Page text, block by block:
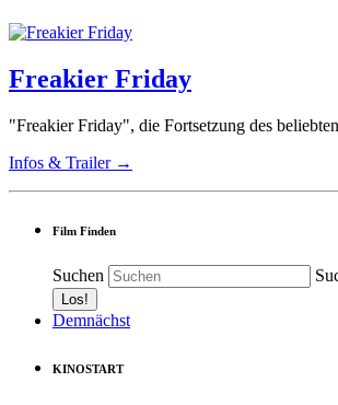
Freakier Friday
"Freakier Friday", die Fortsetzung des
Infos & Trailer →
Film Finden
Suchen
Demnächst
KINOSTART